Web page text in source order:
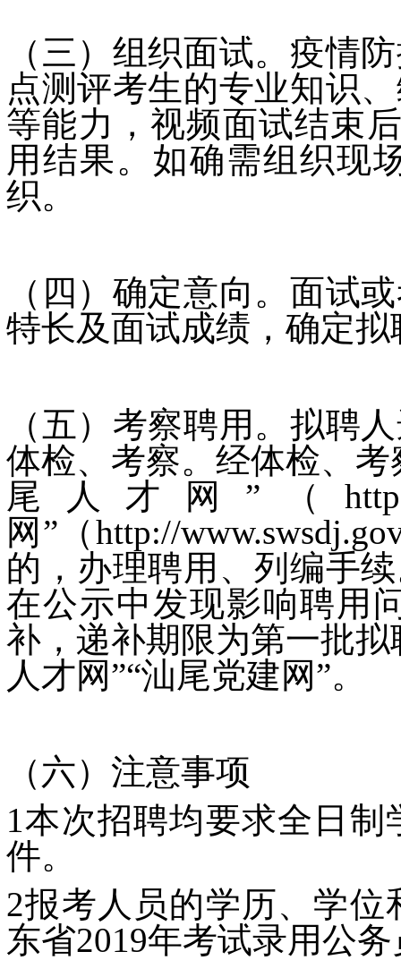
（三）组织面试。疫情
点测评考生的专业知识
等能力，视频面试结束
用结果。如确需组织现
织。
（四）确定意向。面试
特长及面试成绩，确定
（五）考察聘用。拟聘
体检、考察。经体检、
尾人才网”（http://
网”（http://
的，办理聘用、列编手
在公示中发现影响聘用
补，递补期限为第一批
人才网”“汕尾党建网”。
（六）注意事项
1本次招聘均要求全日
件。
2报考人员的学历、学
东省2019年考试录用公